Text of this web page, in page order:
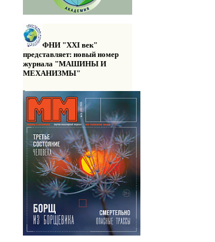
ФНИ "XXI век"
представляет: новый номер
журнала "МАШИНЫ И
МЕХАНИЗМЫ"